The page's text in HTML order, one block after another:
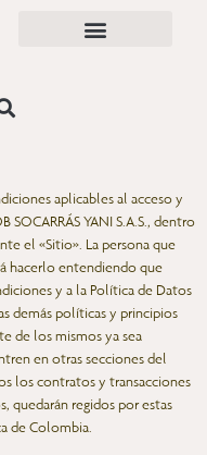
aplicables al acceso y
YANI S.A.S., dentro
el «Sitio». La persona que
hacerlo entendiendo que
y a la Política de Datos
demás políticas y principios
de los mismos ya sea
en otras secciones del
los contratos y transacciones
quedarán regidos por estas
de Colombia.